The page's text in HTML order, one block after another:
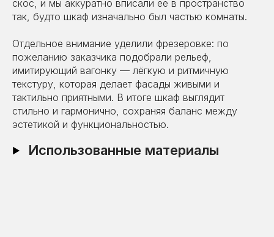
скос, и мы аккуратно вписали её в пространство
так, будто шкаф изначально был частью комнаты.
Отдельное внимание уделили фрезеровке: по
пожеланию заказчика подобрали рельеф,
имитирующий вагонку — лёгкую и ритмичную
текстуру, которая делает фасады живыми и
тактильно приятными. В итоге шкаф выглядит
стильно и гармонично, сохраняя баланс между
эстетикой и функциональностью.
Использованные материалы